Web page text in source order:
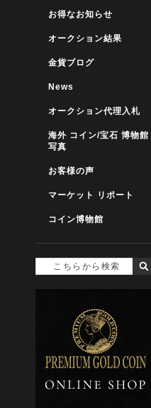
お得なお知らせ
オークション結果
金貨ブログ
News
オークション代理入札
海外 コイン/宝石 博物館
写真
お客様の声
マーケット リポート
コイン博物館